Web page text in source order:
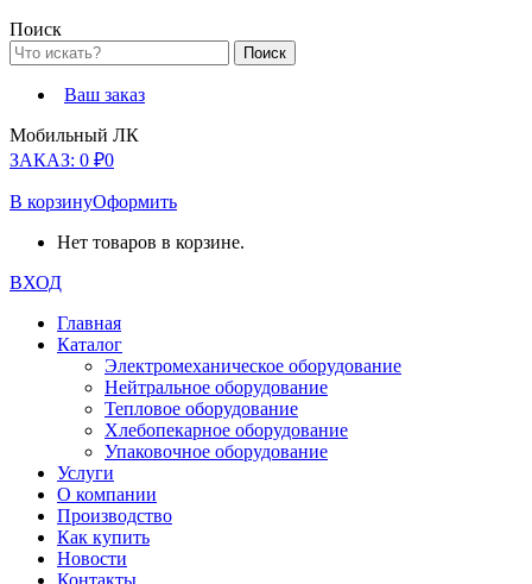
Поиск
Ваш заказ
Мобильный ЛК
ЗАКАЗ: 0 ₽0
В корзинуОформить
Нет товаров в корзине.
ВХОД
Главная
Каталог
Электромеханическое оборудование
Нейтральное оборудование
Тепловое оборудование
Хлебопекарное оборудование
Упаковочное оборудование
Услуги
О компании
Производство
Как купить
Новости
Контакты